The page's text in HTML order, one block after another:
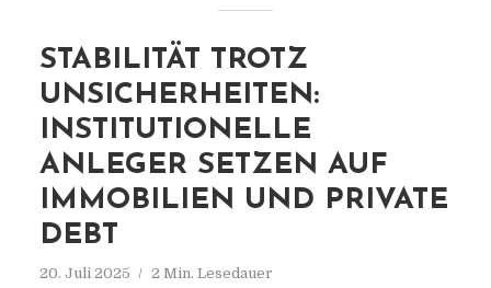
STABILITÄT TROTZ
UNSICHERHEITEN:
INSTITUTIONELLE
ANLEGER SETZEN AUF
IMMOBILIEN UND PRIVATE
DEBT
20. Juli 2025 2 Min. Lesedauer